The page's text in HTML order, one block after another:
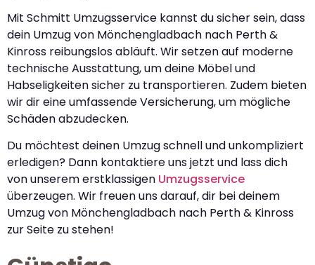
Mit Schmitt Umzugsservice kannst du sicher sein, dass
dein Umzug von Mönchengladbach nach Perth &
Kinross reibungslos abläuft. Wir setzen auf moderne
technische Ausstattung, um deine Möbel und
Habseligkeiten sicher zu transportieren. Zudem bieten
wir dir eine umfassende Versicherung, um mögliche
Schäden abzudecken.
Du möchtest deinen Umzug schnell und unkompliziert
erledigen? Dann kontaktiere uns jetzt und lass dich
von unserem erstklassigen Umzugsservice
überzeugen. Wir freuen uns darauf, dir bei deinem
Umzug von Mönchengladbach nach Perth & Kinross
zur Seite zu stehen!